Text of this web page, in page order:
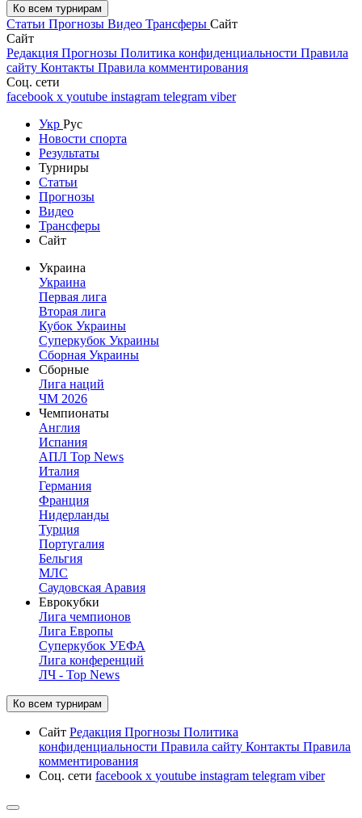
Ко всем турнирам
Статьи Прогнозы Видео Трансферы Сайт
Сайт
Редакция Прогнозы Политика конфиденциальности Правила
сайту Контакты Правила комментирования
Соц. сети
facebook x youtube instagram telegram viber
Укр Рус
Новости спорта
Результаты
Турниры
Статьи
Прогнозы
Видео
Трансферы
Сайт
Украина
Украина
Первая лига
Вторая лига
Кубок Украины
Суперкубок Украины
Сборная Украины
Сборные
Лига наций
ЧМ 2026
Чемпионаты
Англия
Испания
АПЛ Top News
Италия
Германия
Франция
Нидерланды
Турция
Португалия
Бельгия
МЛС
Саудовская Аравия
Еврокубки
Лига чемпионов
Лига Европы
Суперкубок УЕФА
Лига конференций
ЛЧ - Top News
Ко всем турнирам
Сайт Редакция Прогнозы Политика
конфиденциальности Правила сайту Контакты Правила
комментирования
Соц. сети facebook x youtube instagram telegram viber